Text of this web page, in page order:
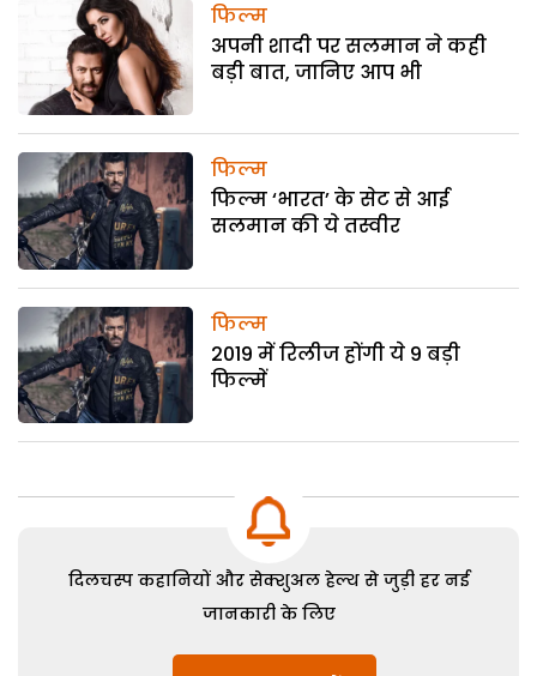
फिल्म
अपनी शादी पर सलमान ने कही
बड़ी बात, जानिए आप भी
फिल्म
फिल्म ‘भारत’ के सेट से आई
सलमान की ये तस्वीर
फिल्म
2019 में रिलीज होंगी ये 9 बड़ी
फिल्में
दिलचस्प कहानियों और सेक्शुअल हेल्थ से जुड़ी हर नई
जानकारी के लिए